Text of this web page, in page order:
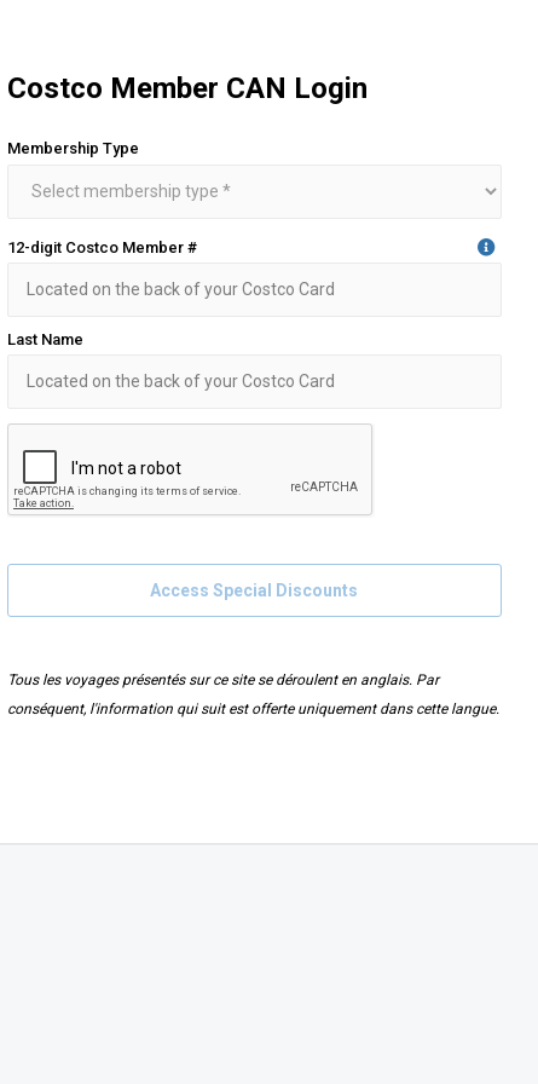
Costco Member CAN Login
Membership Type
12-digit Costco Member #
Last Name
Access Special Discounts
Tous les voyages présentés sur ce site se déroulent en anglais. Par
conséquent, l'information qui suit est offerte uniquement dans cette langue.